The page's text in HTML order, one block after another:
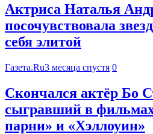
Актриса Наталья
посочувствовала
себя элитой
Газета.Ru3 месяца спустя 0
Скончался актёр Бо
сыгравший в
парни» и «Хэллоуин»